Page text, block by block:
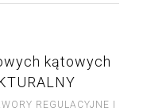
kątowych
REGULACYJNE I